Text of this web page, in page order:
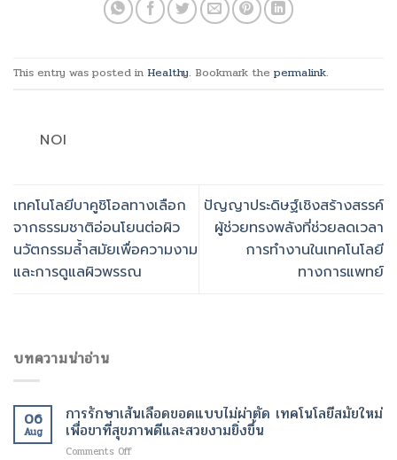
This entry was posted in Healthy. Bookmark the permalink.
NOI
เทคโนโลยีบาคูชิโอลทางเลือก
จากธรรมชาติอ่อนโยนต่อผิว
นวัตกรรมล้ำสมัยเพื่อความงาม
และการดูแลผิวพรรณ
ปัญญาประดิษฐ์เชิงสร้างสรรค์
ผู้ช่วยทรงพลังที่ช่วยลดเวลา
การทำงานในเทคโนโลยี
ทางการแพทย์
บทความน่าอ่าน
06
Aug
การรักษาเส้นเลือดขอดแบบไม่ผ่าตัด เทคโนโลยีสมัยใหม่
เพื่อขาที่สุขภาพดีและสวยงามยิ่งขึ้น
Comments Offon